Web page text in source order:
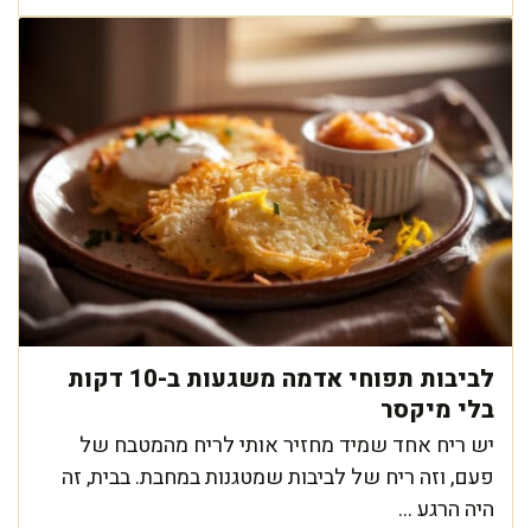
לביבות תפוחי אדמה משגעות ב-10 דקות
בלי מיקסר
יש ריח אחד שמיד מחזיר אותי לריח מהמטבח של
פעם, וזה ריח של לביבות שמטגנות במחבת. בבית, זה
היה הרגע ...